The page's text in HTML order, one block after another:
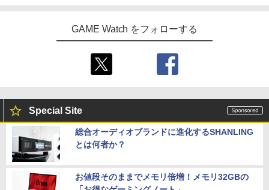
GAME Watch をフォローする
Special Site
総合オーディオブランドに進化するSHANLING
とは何者か？
お値段そのままでメモリ倍増！メモリ32GBの